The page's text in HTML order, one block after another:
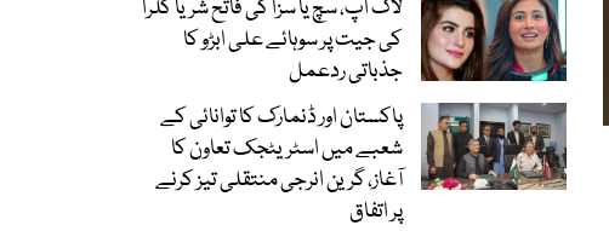
لاک اپ، سچ یا سزا کی فاتح شریا کلرا
کی جیت پر سوہائے علی ابڑو کا
جذباتی ردعمل
پاکستان اور ڈنمارک کا توانائی کے
شعبے میں اسٹریٹجک تعاون کا
آغاز، گرین انرجی منتقلی تیز کرنے
پر اتفاق